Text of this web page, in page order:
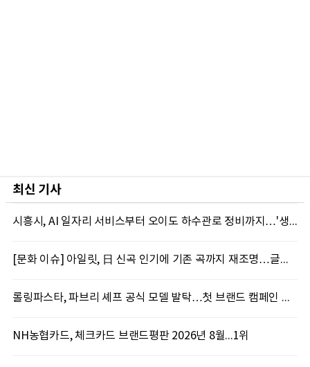
최신 기사
시흥시, AI 일자리 서비스부터 오이도 하수관로 정비까지…'생활밀착 행정' 강화
[문화 이슈] 아일릿, 日 신곡 인기에 기존 곡까지 재조명…글로벌 영향력 확장
롤링파스타, 파브리 셰프 공식 모델 발탁…첫 브랜드 캠페인 공개
NH농협카드, 체크카드 브랜드평판 2026년 8월...1위